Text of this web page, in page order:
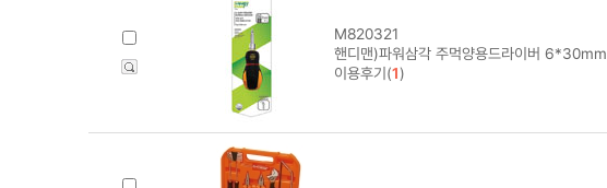
M820321
핸디맨)파워삼각 주먹양용드라이버 6*30mm
이용후기(1)